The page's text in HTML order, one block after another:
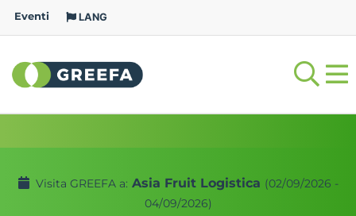
Eventi LANG
Visita GREEFA a: Asia Fruit Logistica (02/09/2026 -
04/09/2026)